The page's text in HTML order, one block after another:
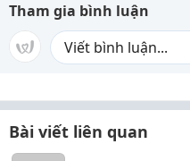
Tham gia bình luận
Bài viết liên quan